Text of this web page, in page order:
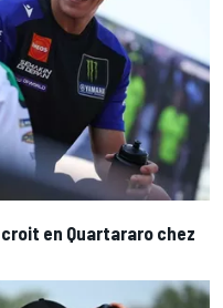
en Quartararo chez